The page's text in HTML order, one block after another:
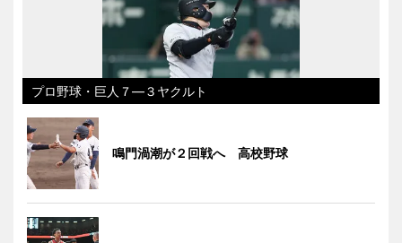
プロ野球・巨人７―３ヤクルト
鳴門渦潮が２回戦へ 高校野球